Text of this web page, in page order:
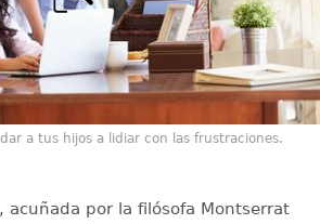
a tus hijos a lidiar con las frustraciones.
acuñada por la filósofa Montserrat